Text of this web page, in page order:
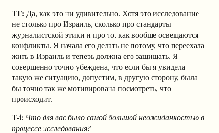
ТГ: Да, как это ни удивительно. Хотя это исследование
не столько про Израиль, сколько про стандарты
журналистской этики и про то, как вообще освещаются
конфликты. Я начала его делать не потому, что переехала
жить в Израиль и теперь должна его защищать. Я
совершенно точно убеждена, что если бы я увидела
такую же ситуацию, допустим, в другую сторону, была
бы точно так же мотивирована посмотреть, что
происходит.
T-i: Что для вас было самой большой неожиданностью в
процессе исследования?